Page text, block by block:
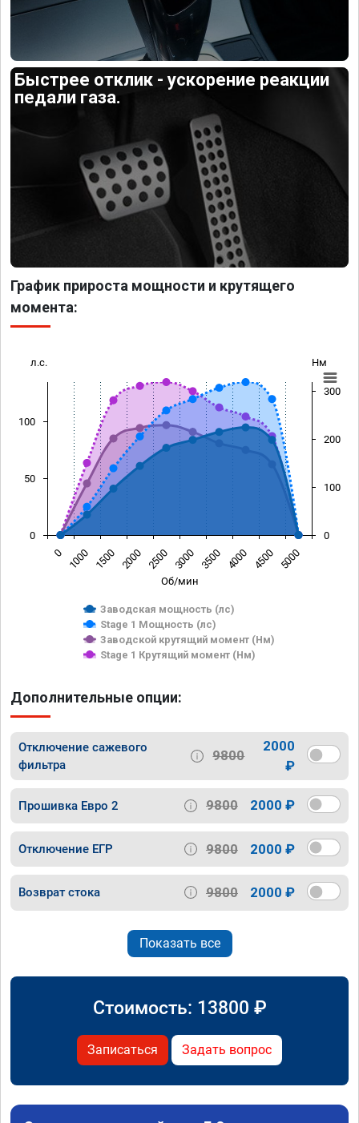
Быстрее отклик - ускорение реакции
педали газа.
График прироста мощности и крутящего
момента:
Об/мин
л.с. Нм
Заводская мощность (лс)
Stage 1 Мощность (лс)
Заводской крутящий момент (Нм)
Stage 1 Крутящий момент (Нм)
0 1000 1500 2000 2500 3000 3500 4000 4500 5000
0
50
100
0
100
200
300
Дополнительные опции:
Отключение сажевого
фильтра
9800
2000
₽
Прошивка Евро 2 9800 2000 ₽
Отключение ЕГР 9800 2000 ₽
Возврат стока 9800 2000 ₽
Показать все
Стоимость: 13800 ₽
Записаться Задать вопрос